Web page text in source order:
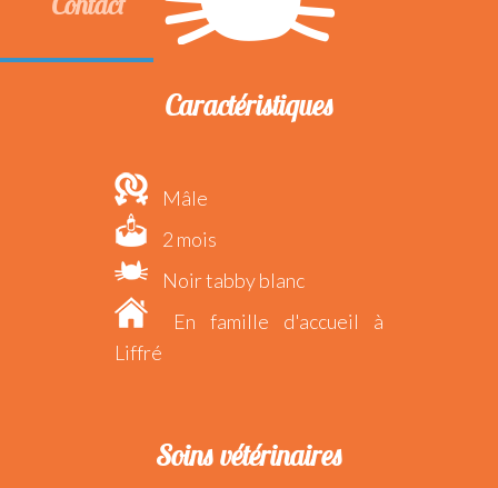
Caractéristiques
Mâle
2 mois
Noir tabby blanc
En famille d'accueil à
Liffré
Soins vétérinaires